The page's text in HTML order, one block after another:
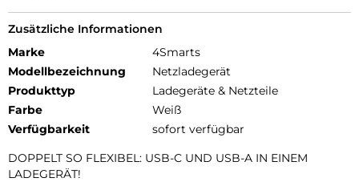
Zusätzliche Informationen
Marke
4Smarts
Modellbezeichnung
Netzladegerät
Produkttyp
Ladegeräte & Netzteile
Farbe
Weiß
Verfügbarkeit
sofort verfügbar
DOPPELT SO FLEXIBEL: USB-C UND USB-A IN EINEM
LADEGERÄT!